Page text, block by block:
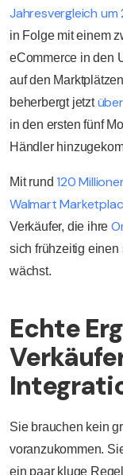
Jahresvergleich um
in Folge mit einem
eCommerce in den
auf den
beherbergt jetzt
in den ersten fünf
Händler
Mit rund 120
Walmart
Verkäufer, die ihre
sich frühzeitig einen
wächst.
Echte
Sie brauchen kein
voranzukommen.
ein paar kluge